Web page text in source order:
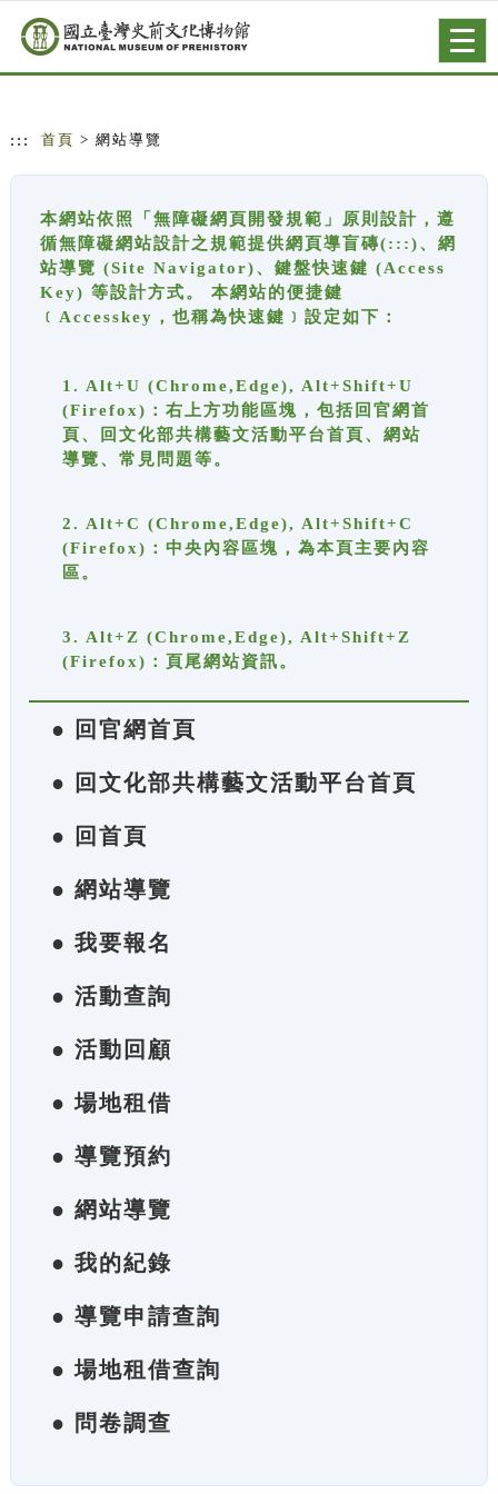
跳到主要內容
網站導覽
::: 首頁 > 網站導覽
本網站依照「無障礙網頁開發規範」原則設計，遵
循無障礙網站設計之規範提供網頁導盲磚(:::)、網
站導覽 (Site Navigator)、鍵盤快速鍵 (Access
Key) 等設計方式。 本網站的便捷鍵
﹝Accesskey，也稱為快速鍵﹞設定如下：
1. Alt+U (Chrome,Edge), Alt+Shift+U
(Firefox)：右上方功能區塊，包括回官網首
頁、回文化部共構藝文活動平台首頁、網站
導覽、常見問題等。
2. Alt+C (Chrome,Edge), Alt+Shift+C
(Firefox)：中央內容區塊，為本頁主要內容
區。
3. Alt+Z (Chrome,Edge), Alt+Shift+Z
(Firefox)：頁尾網站資訊。
● 回官網首頁
● 回文化部共構藝文活動平台首頁
● 回首頁
● 網站導覽
● 我要報名
● 活動查詢
● 活動回顧
● 場地租借
● 導覽預約
● 網站導覽
● 我的紀錄
● 導覽申請查詢
● 場地租借查詢
● 問卷調查